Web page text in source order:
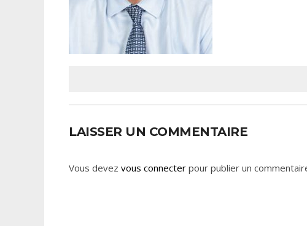
LAISSER UN COMMENTAIRE
Vous devez vous connecter pour publier un